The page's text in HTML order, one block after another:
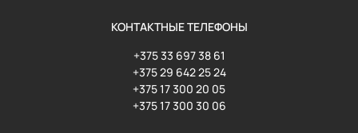
КОНТАКТНЫЕ ТЕЛЕФОНЫ
+375 33 697 38 61
+375 29 642 25 24
+375 17 300 20 05
+375 17 300 30 06